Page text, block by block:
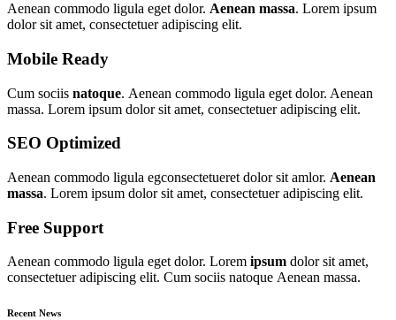
Aenean commodo ligula eget dolor. Aenean massa. Lorem ipsum
dolor sit amet, consectetuer adipiscing elit.
Mobile Ready
Cum sociis natoque. Aenean commodo ligula eget dolor. Aenean
massa. Lorem ipsum dolor sit amet, consectetuer adipiscing elit.
SEO Optimized
Aenean commodo ligula egconsectetueret dolor sit amlor. Aenean
massa. Lorem ipsum dolor sit amet, consectetuer adipiscing elit.
Free Support
Aenean commodo ligula eget dolor. Lorem ipsum dolor sit amet,
consectetuer adipiscing elit. Cum sociis natoque Aenean massa.
Recent News